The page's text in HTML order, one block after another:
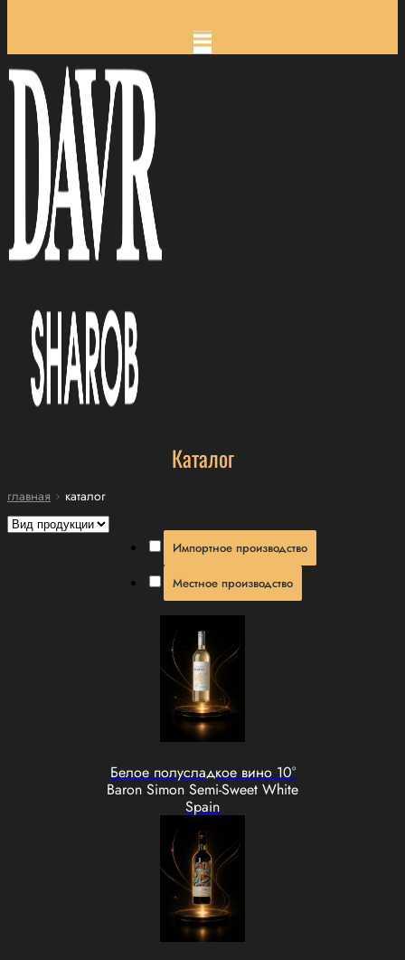
Каталог
главная каталог
Импортное производство
Местное производство
Белое полусладкое вино 10°
Baron Simon Semi-Sweet White
Spain